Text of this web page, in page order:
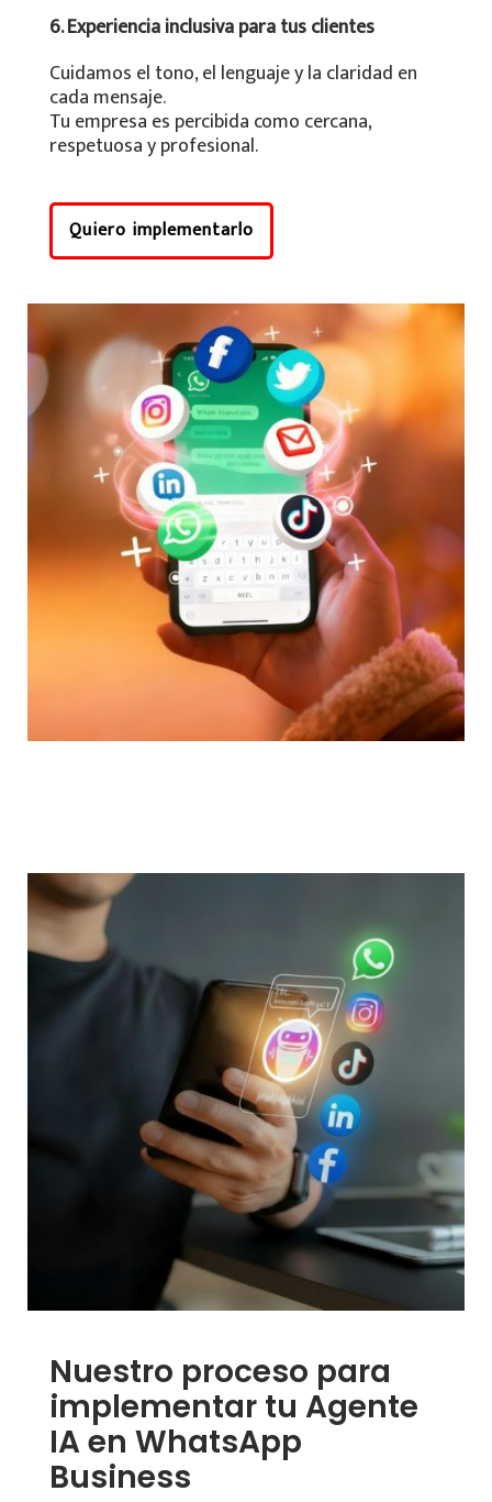
6. Experiencia inclusiva para tus clientes
Cuidamos el tono, el lenguaje y la claridad en
cada mensaje.
Tu empresa es percibida como cercana,
respetuosa y profesional.
Quiero implementarlo
Nuestro proceso para
implementar tu Agente
IA en WhatsApp
Business